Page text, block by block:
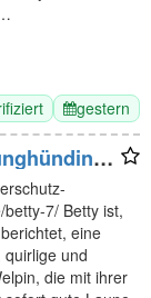
gestern
7M,
7/ Betty ist,
eine
und
die mit ihrer